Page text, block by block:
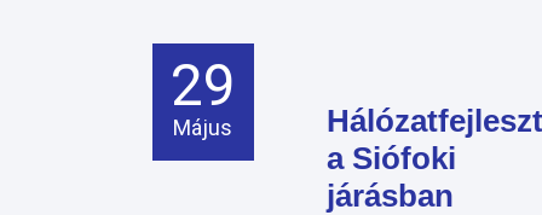
29
Május
a Siófoki
járásban